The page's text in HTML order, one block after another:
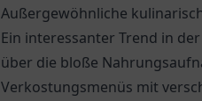
Außergewöhnliche
Ein interessanter Trend in
über die bloße
Verkostungsmenüs mit